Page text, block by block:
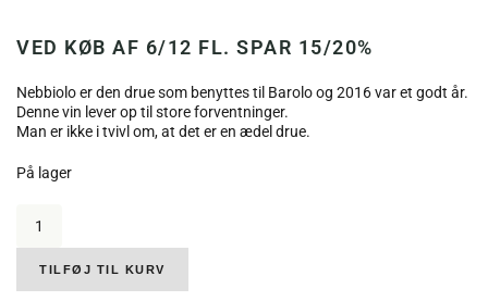
VED KØB AF 6/12 FL. SPAR 15/20%
Nebbiolo er den drue som benyttes til Barolo og 2016 var et godt år.
Denne vin lever op til store forventninger.
Man er ikke i tvivl om, at det er en ædel drue.
På lager
Nebbiolo
D'Alba,
2016,
14%
TILFØJ TIL KURV